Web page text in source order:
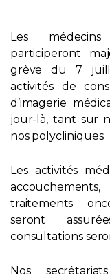
Projets IA
HUmani
Les
participeront
grève du 7
activités de
d’imagerie
jour-là, tant sur
nos polycliniques.
Les activités
traitements
seront
consultations
Nos